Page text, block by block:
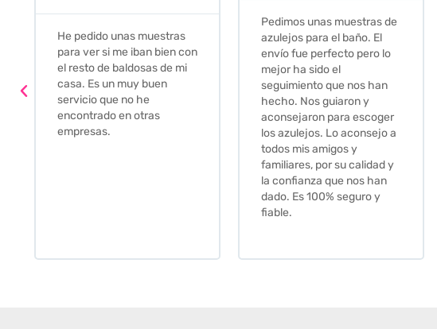
azulejos para el baño. El
envío fue perfecto pero lo
mejor ha sido el
seguimiento que nos han
hecho. Nos guiaron y
aconsejaron para escoger
los azulejos. Lo aconsejo a
Muy amables, con muy
buena disponibilidad para
darte opciones y
soluciones. fantástica
relación calidad-precio.
Gracias por todo